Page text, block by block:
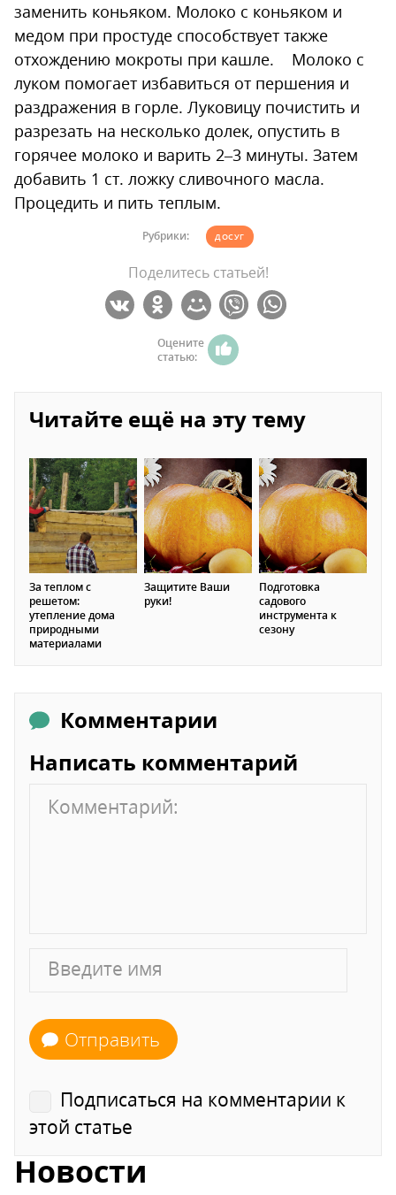
заменить коньяком. Молоко с коньяком и
медом при простуде способствует также
отхождению мокроты при кашле. Молоко с
луком помогает избавиться от першения и
раздражения в горле. Луковицу почистить и
разрезать на несколько долек, опустить в
горячее молоко и варить 2–3 минуты. Затем
добавить 1 ст. ложку сливочного масла.
Процедить и пить теплым.
Рубрики: ДОСУГ
Поделитесь статьей!
Оцените
статью:
Читайте ещё на эту тему
За теплом с
решетом:
утепление дома
природными
материалами
Защитите Ваши
руки!
Подготовка
садового
инструмента к
сезону
Комментарии
Написать комментарий
Отправить
Подписаться на комментарии к
этой статье
Новости